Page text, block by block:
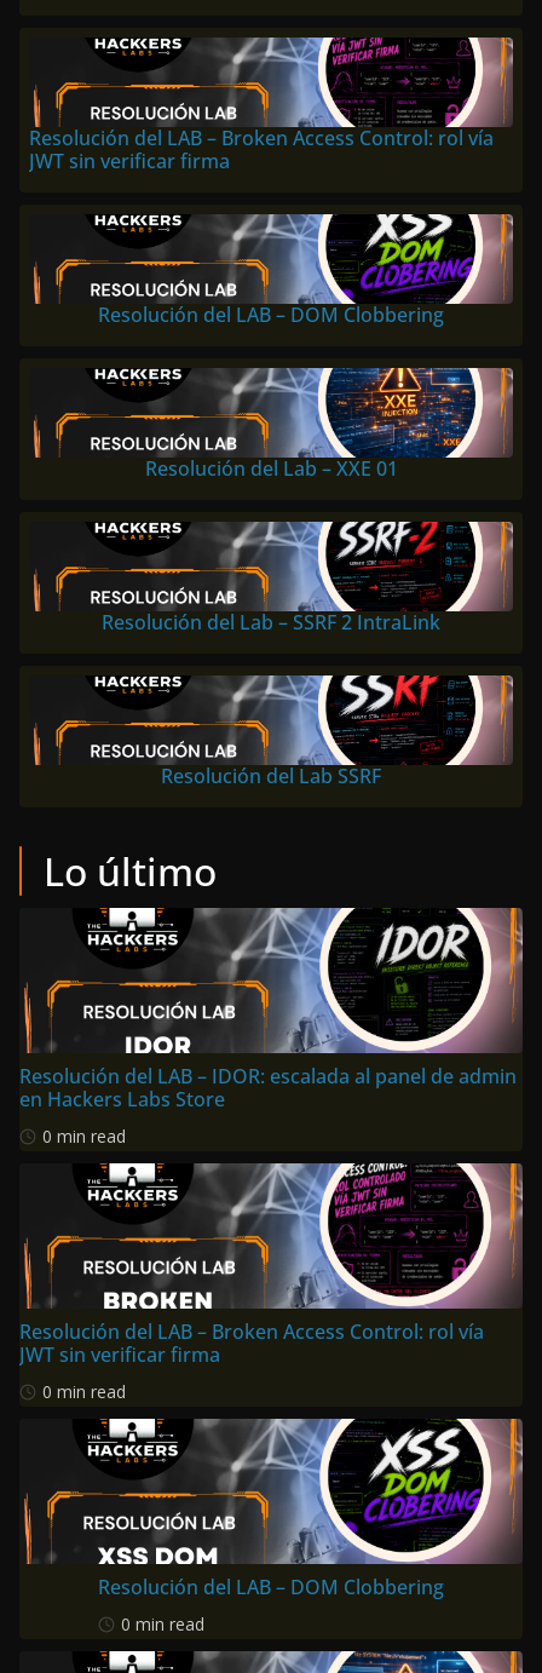
Resolución del LAB – Broken Access Control: rol vía
JWT sin verificar firma
Resolución del LAB – DOM Clobbering
Resolución del Lab – XXE 01
Resolución del Lab – SSRF 2 IntraLink
Resolución del Lab SSRF
Lo último
Resolución del LAB – IDOR: escalada al panel de admin
en Hackers Labs Store
0 min read
Resolución del LAB – Broken Access Control: rol vía
JWT sin verificar firma
0 min read
Resolución del LAB – DOM Clobbering
0 min read